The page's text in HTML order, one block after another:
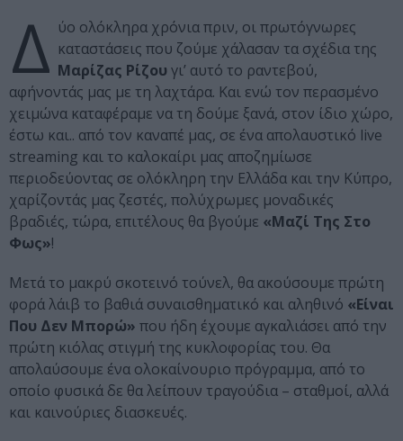
Δ ύο ολόκληρα χρόνια πριν, οι πρωτόγνωρες
καταστάσεις που ζούμε χάλασαν τα σχέδια της
Μαρίζας Ρίζου γι’ αυτό το ραντεβού,
αφήνοντάς μας με τη λαχτάρα. Και ενώ τον περασμένο
χειμώνα καταφέραμε να τη δούμε ξανά, στον ίδιο χώρο,
έστω και.. από τον καναπέ μας, σε ένα απολαυστικό live
streaming και το καλοκαίρι μας αποζημίωσε
περιοδεύοντας σε ολόκληρη την Ελλάδα και την Κύπρο,
χαρίζοντάς μας ζεστές, πολύχρωμες μοναδικές
βραδιές, τώρα, επιτέλους θα βγούμε «Μαζί Της Στο
Φως»!
Μετά το μακρύ σκοτεινό τούνελ, θα ακούσουμε πρώτη
φορά λάιβ το βαθιά συναισθηματικό και αληθινό «Είναι
Που Δεν Μπορώ» που ήδη έχουμε αγκαλιάσει από την
πρώτη κιόλας στιγμή της κυκλοφορίας του. Θα
απολαύσουμε ένα ολοκαίνουριο πρόγραμμα, από το
οποίο φυσικά δε θα λείπουν τραγούδια – σταθμοί, αλλά
και καινούριες διασκευές.